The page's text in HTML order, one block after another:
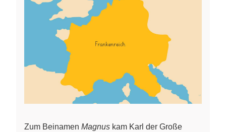
Zum Beinamen Magnus kam Karl der Große